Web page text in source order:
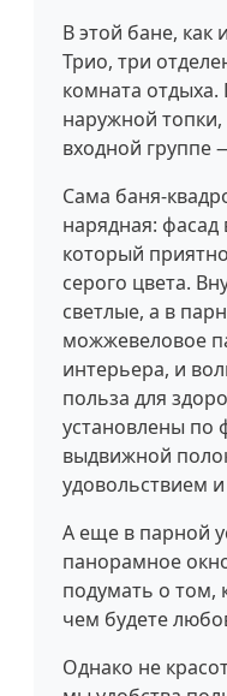
В этой бане, как
Трио, три
комната отдыха.
наружной
входной группе
Сама баня-
нарядная: фасад
который
серого цвета.
светлые, а в
можжевеловое
интерьера, и
польза для
установлены по
выдвижной
удовольствием
А еще в парной
панорамное
подумать о том,
чем будете
Однако не